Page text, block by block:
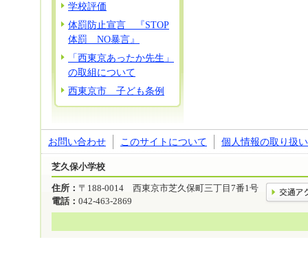
学校評価
体罰防止宣言 『STOP
体罰 NO暴言』
「西東京あったか先生」
の取組について
西東京市 子ども条例
お問い合わせ このサイトについて 個人情報の取り扱い
芝久保小学校
住所： 〒188-0014 西東京市芝久保町三丁目7番1号
電話： 042-463-2869